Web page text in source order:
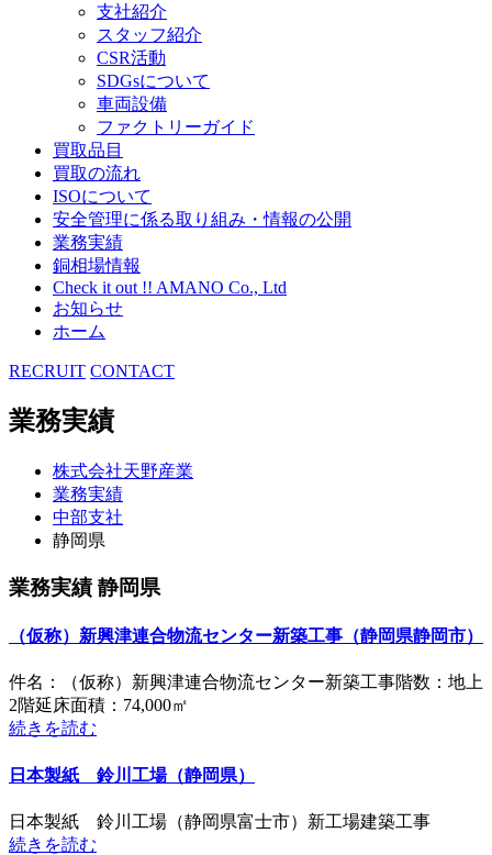
支社紹介
スタッフ紹介
CSR活動
SDGsについて
車両設備
ファクトリーガイド
買取品目
買取の流れ
ISOについて
安全管理に係る取り組み・情報の公開
業務実績
銅相場情報
Check it out !! AMANO Co., Ltd
お知らせ
ホーム
RECRUIT CONTACT
業務実績
株式会社天野産業
業務実績
中部支社
静岡県
業務実績 静岡県
（仮称）新興津連合物流センター新築工事（静岡県静岡市）
件名：（仮称）新興津連合物流センター新築工事階数：地上
2階延床面積：74,000㎡
続きを読む
日本製紙 鈴川工場（静岡県）
日本製紙 鈴川工場（静岡県富士市）新工場建築工事
続きを読む